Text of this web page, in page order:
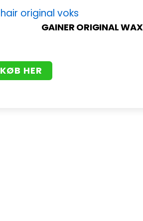
GAINER ORIGINAL
KØB HER